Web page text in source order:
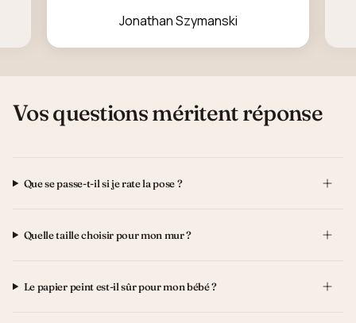
Jonathan Szymanski
Vos questions méritent réponse
Que se passe-t-il si je rate la pose ?
Quelle taille choisir pour mon mur ?
Le papier peint est-il sûr pour mon bébé ?